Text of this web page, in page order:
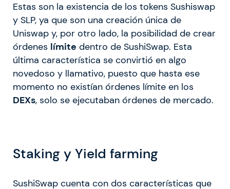
Estas son la existencia de los tokens Sushiswap
y SLP, ya que son una creación única de
Uniswap y, por otro lado, la posibilidad de crear
órdenes límite dentro de SushiSwap. Esta
última característica se convirtió en algo
novedoso y llamativo, puesto que hasta ese
momento no existían órdenes límite en los
DEXs, solo se ejecutaban órdenes de mercado.
Staking y Yield farming
SushiSwap cuenta con dos características que